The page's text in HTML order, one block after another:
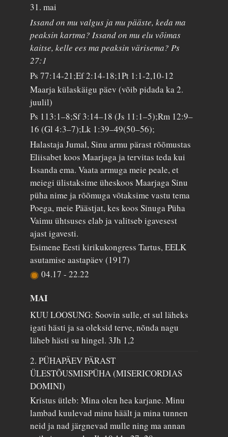
31. mai
Issand on mu valgus ja mu pääste, keda ma
peaksin kartma? Issand on mu elu võimas
kaitse, kelle ees ma peaksin värisema? Ps
27:1
Ps 77:14-21;Ef 2:14-18;1Pt 1:1-2,10-12
Maarja külaskäigu päev (võib pidada ka 2.
juulil)
Ps 113:1–8;Sf 3:14–18 (Js 11:1–5);Rm 12:9–
16 (Gl 4:3–7);Lk 1:39–49(50–56);
Halastaja Jumal, Sinu armu pärast rõõmustas
Eliisabet koos Maarjaga ja tervitas teda kui
Issanda ema. Vaata armuga meie peale, et
meiegi ülistaksime üheskoos Maarjaga Sinu
püha nime ja rõõmuga võtaksime vastu tema
Poega, meie Päästjat, kes koos Sinuga Püha
Vaimu ühtsuses elab ja valitseb igavesest
ajast igavesti.
Esimene Eesti kirikukongress Tartus, EELK
asutamise aastapäev (1917)
04.17-22.22
MAI
KUU LOOSUNG: Soovin sulle, et sul läheks
igati hästi ja sa oleksid terve, nõnda nagu
läheb hästi su hingel. 3Jh 1,2
2. PÜHAPÄEV PÄRAST
ÜLESTÕUSMISPÜHA (MISERICORDIAS
DOMINI)
Kristus ütleb: Mina olen hea karjane. Minu
lambad kuulevad minu häält ja mina tunnen
neid ja nad järgnevad mulle ning ma annan